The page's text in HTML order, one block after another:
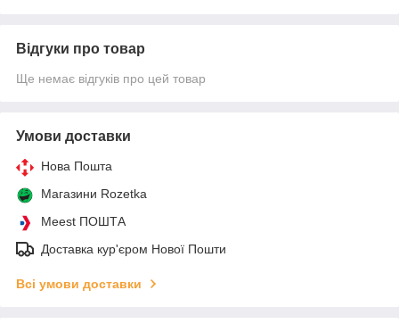
Відгуки про товар
Ще немає відгуків про цей товар
Умови доставки
Нова Пошта
Магазини Rozetka
Meest ПОШТА
Доставка кур'єром Нової Пошти
Всі умови доставки